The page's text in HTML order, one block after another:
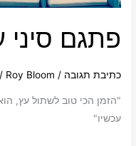
פתגם
כתיבת תגובה /
Roy Bloom
עכשיו"